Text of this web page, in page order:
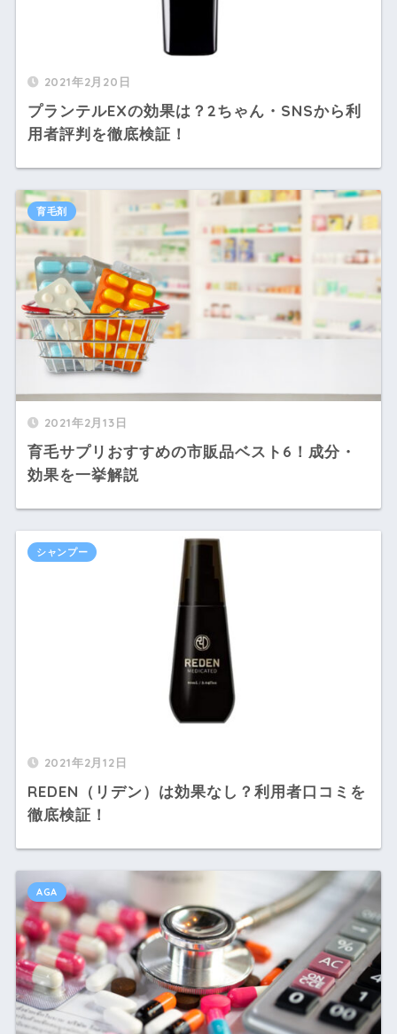
2021年2月20日
プランテルEXの効果は？2ちゃん・SNSから利
用者評判を徹底検証！
2021年2月13日
育毛サプリおすすめの市販品ベスト6！成分・
効果を一挙解説
育毛剤
2021年2月12日
REDEN（リデン）は効果なし？利用者口コミを
徹底検証！
シャンプー
AGA